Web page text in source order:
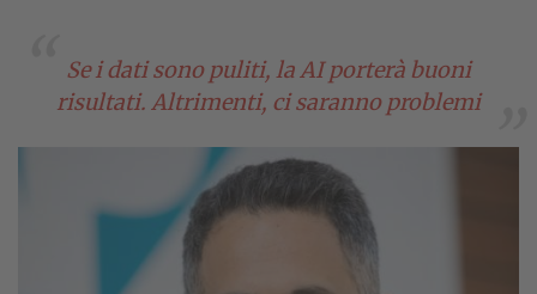
Se i dati sono puliti, la AI porterà buoni
risultati. Altrimenti, ci saranno problemi